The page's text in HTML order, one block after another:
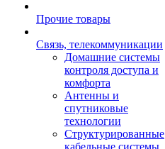
Прочие товары
Связь, телекоммуникации
Домашние системы
контроля доступа и
комфорта
Антенны и
спутниковые
технологии
Структурированные
кабельные системы